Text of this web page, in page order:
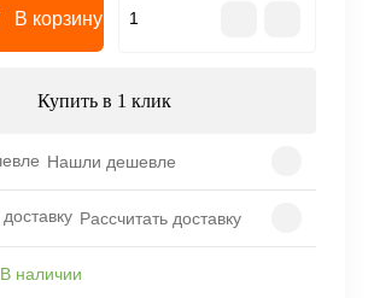
В корзину
Купить в 1 клик
Нашли дешевле
Рассчитать доставку
В наличии